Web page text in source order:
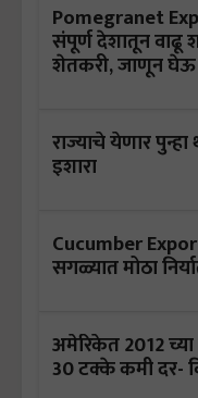
Pomegranet
संपूर्ण देशातून वाढू
शेतकरी, जाणून घेऊ
राज्याचे येणार
इशारा
Cucumber
अमेरिकेत 2012
30 टक्के कमी दर-